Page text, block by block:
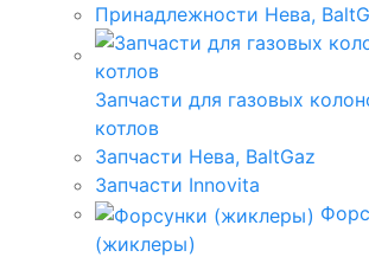
Принадлежности Нева,
Запчасти для газовых
котлов
Запчасти Нева, BaltGaz
Запчасти Innovita
(жиклеры)